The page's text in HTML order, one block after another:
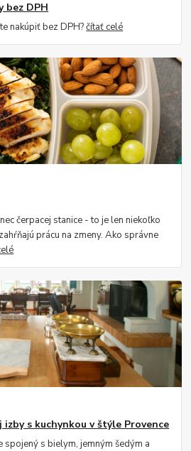
bez DPH
nakúpiť bez DPH?čítať celé
čerpacej stanice - to je len niekoľko
prácu na zmeny. Ako správne
izby s kuchynkou v štýle Provence
s bielym, jemným šedým a